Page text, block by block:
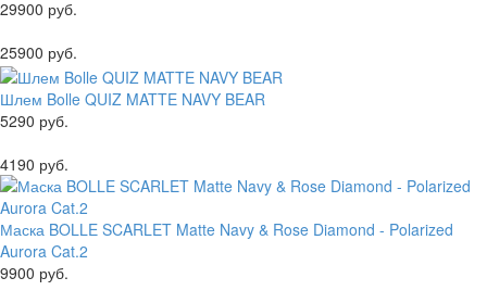
29900 руб.
25900 руб.
Шлем Bolle QUIZ MATTE NAVY BEAR
5290 руб.
4190 руб.
Маска BOLLE SCARLET Matte Navy & Rose Diamond - Polarized
Aurora Cat.2
9900 руб.